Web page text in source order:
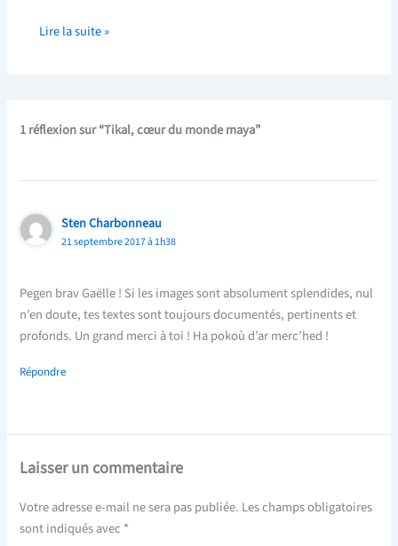
Lire la suite »
1 réflexion sur “Tikal, cœur du monde maya”
Sten Charbonneau
21 septembre 2017 à 1h38
Pegen brav Gaëlle ! Si les images sont absolument splendides, nul
n’en doute, tes textes sont toujours documentés, pertinents et
profonds. Un grand merci à toi ! Ha pokoù d’ar merc’hed !
Répondre
Laisser un commentaire
Votre adresse e-mail ne sera pas publiée. Les champs obligatoires
sont indiqués avec *